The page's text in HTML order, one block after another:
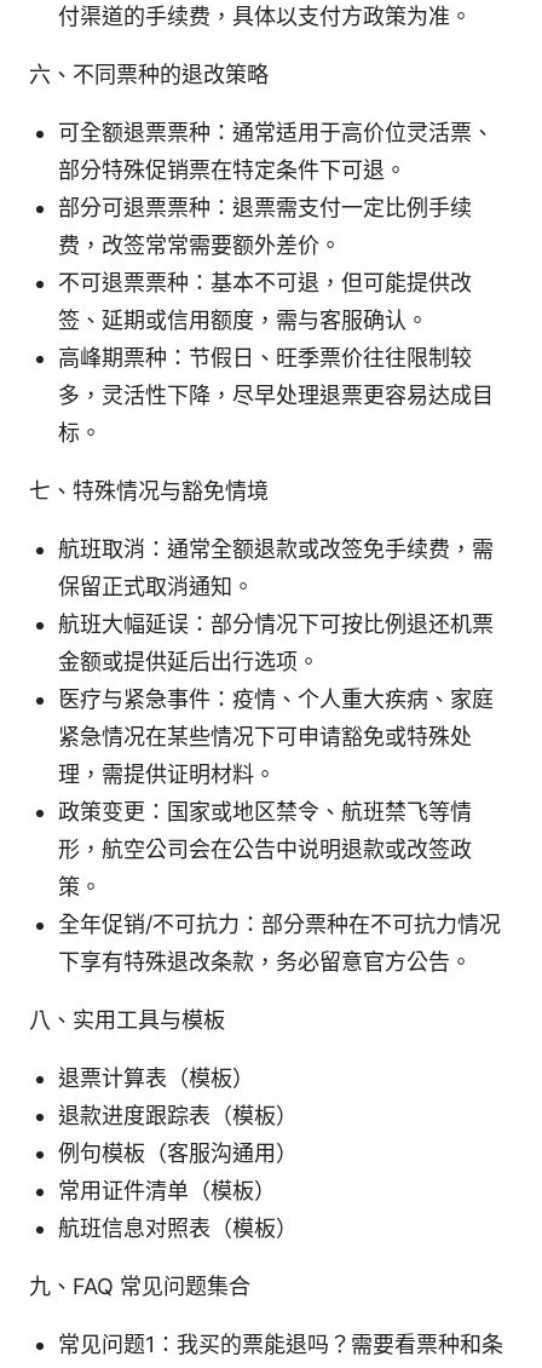
付渠道的手续费，具体以支付方政策为准。
六、不同票种的退改策略
可全额退票票种：通常适用于高价位灵活票、
部分特殊促销票在特定条件下可退。
部分可退票票种：退票需支付一定比例手续
费，改签常常需要额外差价。
不可退票票种：基本不可退，但可能提供改
签、延期或信用额度，需与客服确认。
高峰期票种：节假日、旺季票价往往限制较
多，灵活性下降，尽早处理退票更容易达成目
标。
七、特殊情况与豁免情境
航班取消：通常全额退款或改签免手续费，需
保留正式取消通知。
航班大幅延误：部分情况下可按比例退还机票
金额或提供延后出行选项。
医疗与紧急事件：疫情、个人重大疾病、家庭
紧急情况在某些情况下可申请豁免或特殊处
理，需提供证明材料。
政策变更：国家或地区禁令、航班禁飞等情
形，航空公司会在公告中说明退款或改签政
策。
全年促销/不可抗力：部分票种在不可抗力情况
下享有特殊退改条款，务必留意官方公告。
八、实用工具与模板
退票计算表（模板）
退款进度跟踪表（模板）
例句模板（客服沟通用）
常用证件清单（模板）
航班信息对照表（模板）
九、FAQ 常见问题集合
常见问题1：我买的票能退吗？需要看票种和条